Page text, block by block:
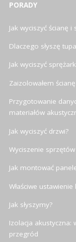
PORADY
Jak wyciszyć ścianę i
Dlaczego słyszę
Jak wyciszyć
Zaizolowałem
Przygotowanie
materiałów
Jak wyciszyć drzwi?
Wyciszenie
Jak montować
Właściwe
Jak słyszymy?
Izolacja akustyczna:
przegród